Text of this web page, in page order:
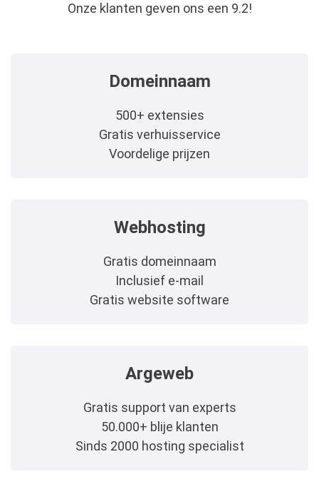
Onze klanten geven ons een 9.2!
Domeinnaam
500+ extensies
Gratis verhuisservice
Voordelige prijzen
Webhosting
Gratis domeinnaam
Inclusief e-mail
Gratis website software
Argeweb
Gratis support van experts
50.000+ blije klanten
Sinds 2000 hosting specialist